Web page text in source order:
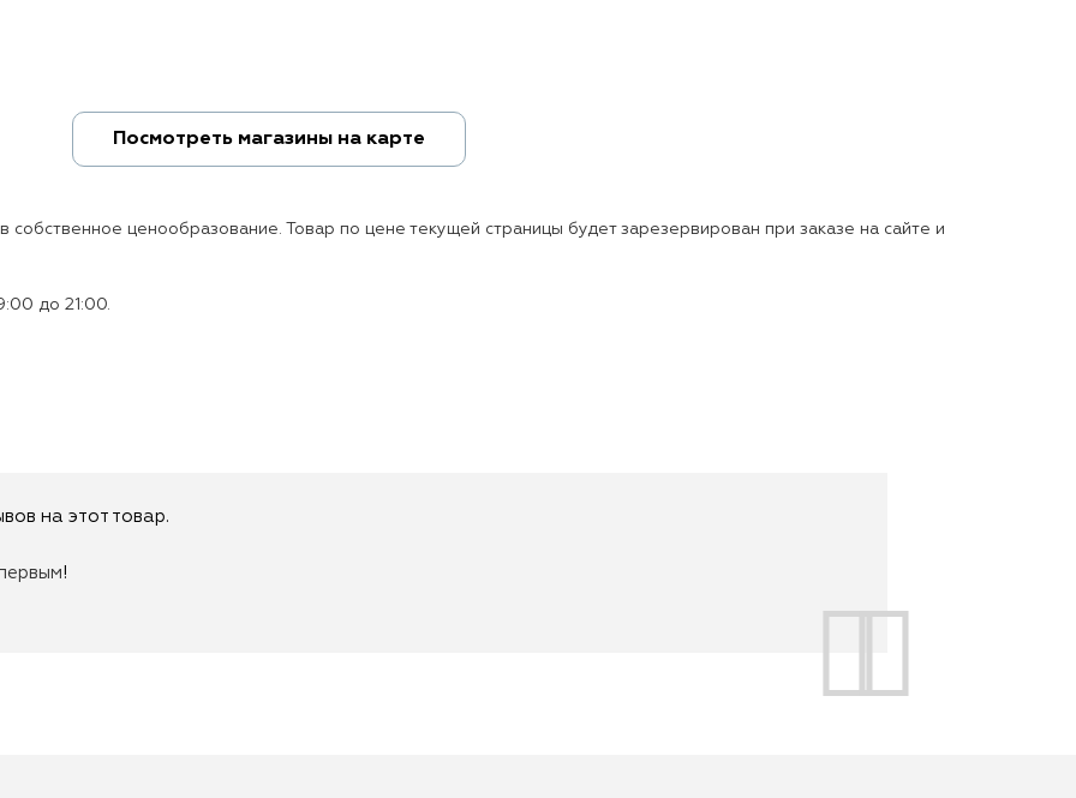
Посмотреть магазины на карте
собственное ценообразование. Товар по цене текущей страницы будет зарезервирован при заказе на сайте и
до 21:00.
на этот товар.
!